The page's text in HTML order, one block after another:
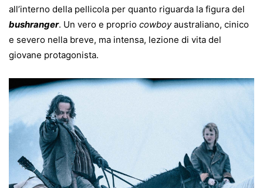
all’interno della pellicola per quanto riguarda la figura del
bushranger. Un vero e proprio cowboyaustraliano, cinico
e severo nella breve, ma intensa, lezione di vita del
giovane protagonista.